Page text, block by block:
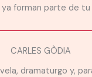
forman parte de tu
CARLES GÒDIA
dramaturgo y,